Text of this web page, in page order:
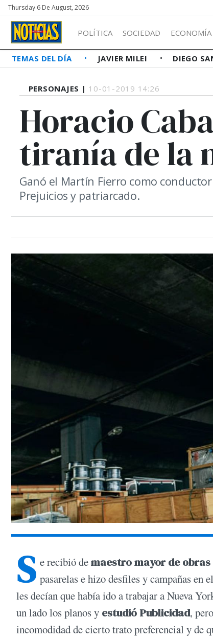
Thursday 6 De August, 2026
POLÍTICA SOCIEDAD ECONOMÍA
TEMAS DEL DÍA JAVIER MILEI DIEGO
PERSONAJES | 10-01-2019 14:26
Horacio
tiranía de la
Ganó el Martín Fierro como
Prejuicios y patriarcado.
S e recibió demaestro mayor de obras
pasarelas e hizo desfiles y campañas en
les decían que había ido a trabajar a Nueva
un lado los planos y estudió Publicidad,
incomodidad de cierto trato preferencial y de